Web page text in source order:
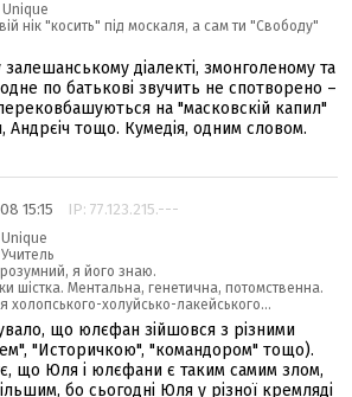
Unique
нік "косить" під москаля, а сам ти "Свободу"
діалекті, змонголеному та
по батькові звучить не спотворено –
на "масковскій капил"
Андрєіч тощо. Кумедія, одним словом.
15:15 IP: 77.123.215.---
Unique
я його знаю.
шістка. Ментальна, генетична, потомственна.
холопського-холуйсько-лакейського...
що юлєфан зійшовся з різними
"Историчкою", "командором" тощо).
що Юля і юлєфани є таким самим злом,
бо сьогодні Юля у різної кремляді